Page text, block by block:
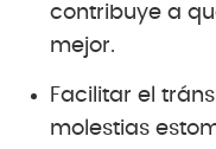
contribuye a
mejor.
Facilitar el
molestias